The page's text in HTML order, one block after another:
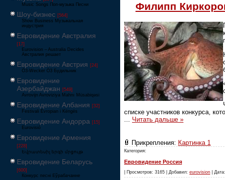
Music Songs Поп-музыка Песни
Шоу-бизнес [564]
Show Business Музыкальная
индустрия
Евровидение Австралия
[17]
Eurovision – Australia Decides
Австралия решает
Евровидение Австрия [24]
Ö3-Wecker Ö3 Будильник
Евровидение
Азербайджан [549]
Avrovijn Avroviziya Mahnı Müsabiqəsi
Евровидение Албания [32]
Festivali Evropian i Këngës
Евровидение Андорра [15]
Eurovisió
Евровидение Армения
[228]
Եվրատեսիլ երգի մրցույթ
Евровидение Беларусь
[600]
Конкурс песні Еўрабачанне
Филипп
списке участников конкурса,
... Читать дальше »
Прикрепления: Картинка 1
Категория:
Евровидение Россия
| Просмотров: 3165 | Добавил: eurovision |